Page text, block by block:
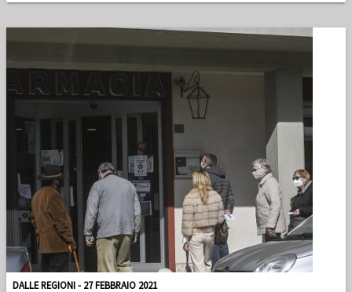
DALLE REGIONI - 27 FEBBRAIO 2021